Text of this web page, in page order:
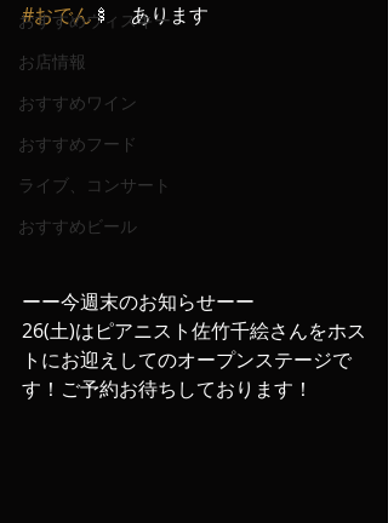
おすすめウィスキー
お店情報
おすすめワイン
おすすめフード
ライブ、コンサート
おすすめビール
#おでん🍢　あります
ーー今週末のお知らせーー
26(土)はピアニスト佐竹千絵さんをホス
トにお迎えしてのオープンステージで
す！ご予約お待ちしております！